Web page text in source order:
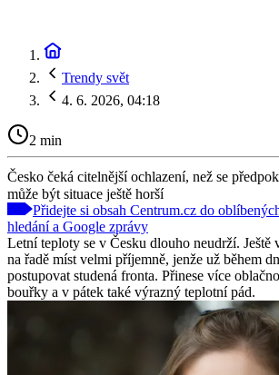
Trendy svět
4. 6. 2026, 04:18
2 min
Česko čeká citelnější ochlazení, než se
může být situace ještě horší
Přidejte si obsah Centrum.cz do
hledání a Google zprávy
Letní teploty se v Česku dlouho neudrží. Ještě
na řadě míst velmi příjemně, jenže už během
postupovat studená fronta. Přinese více
bouřky a v pátek také výrazný teplotní pád.